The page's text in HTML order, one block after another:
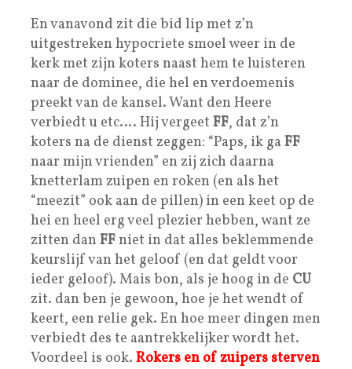
En vanavond zit die bid lip met z’n
uitgestreken hypocriete smoel weer in de
kerk met zijn koters naast hem te luisteren
naar de dominee, die hel en verdoemenis
preekt van de kansel. Want den Heere
verbiedt u etc…. Hij vergeet FF, dat z’n
koters na de dienst zeggen: “Paps, ik ga FF
naar mijn vrienden” en zij zich daarna
knetterlam zuipen en roken (en als het
“meezit” ook aan de pillen) in een keet op de
hei en heel erg veel plezier hebben, want ze
zitten dan FFniet in dat alles beklemmende
keurslijf van het geloof (en dat geldt voor
ieder geloof). Mais bon, als je hoog in de CU
zit. dan ben je gewoon, hoe je het wendt of
keert, een relie gek. En hoe meer dingen men
verbiedt des te aantrekkelijker wordt het.
Voordeel is ook. Rokers en of zuipers sterven